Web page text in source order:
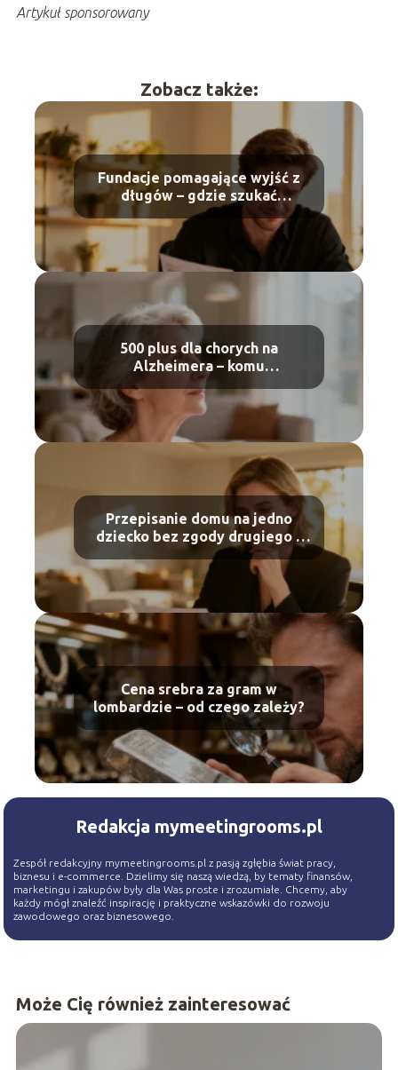
Artykuł sponsorowany
Zobacz także:
Fundacje pomagające wyjść z
długów – gdzie szukać
wsparcia?
500 plus dla chorych na
Alzheimera – komu
przysługuje?
Przepisanie domu na jedno
dziecko bez zgody drugiego –
czy to możliwe?
Cena srebra za gram w
lombardzie – od czego zależy?
Redakcja mymeetingrooms.pl
Zespół redakcyjny mymeetingrooms.pl z pasją zgłębia świat pracy,
biznesu i e-commerce. Dzielimy się naszą wiedzą, by tematy finansów,
marketingu i zakupów były dla Was proste i zrozumiałe. Chcemy, aby
każdy mógł znaleźć inspirację i praktyczne wskazówki do rozwoju
zawodowego oraz biznesowego.
Może Cię również zainteresować